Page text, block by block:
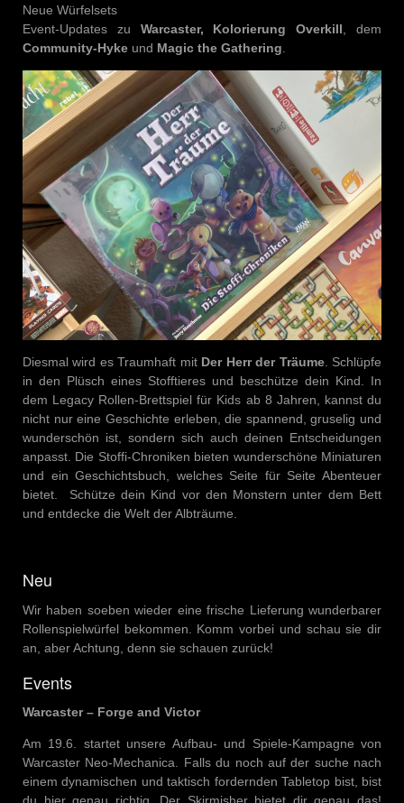
Neue Würfelsets
Event-Updates zu Warcaster, Kolorierung Overkill, dem
Community-Hyke und Magic the Gathering.
Diesmal wird es Traumhaft mit Der Herr der Träume. Schlüpfe
in den Plüsch eines Stofftieres und beschütze dein Kind. In
dem Legacy Rollen-Brettspiel für Kids ab 8 Jahren, kannst du
nicht nur eine Geschichte erleben, die spannend, gruselig und
wunderschön ist, sondern sich auch deinen Entscheidungen
anpasst. Die Stoffi-Chroniken bieten wunderschöne Miniaturen
und ein Geschichtsbuch, welches Seite für Seite Abenteuer
bietet. Schütze dein Kind vor den Monstern unter dem Bett
und entdecke die Welt der Albträume.
Neu
Wir haben soeben wieder eine frische Lieferung wunderbarer
Rollenspielwürfel bekommen. Komm vorbei und schau sie dir
an, aber Achtung, denn sie schauen zurück!
Events
Warcaster – Forge and Victor
Am 19.6. startet unsere Aufbau- und Spiele-Kampagne von
Warcaster Neo-Mechanica. Falls du noch auf der suche nach
einem dynamischen und taktisch fordernden Tabletop bist, bist